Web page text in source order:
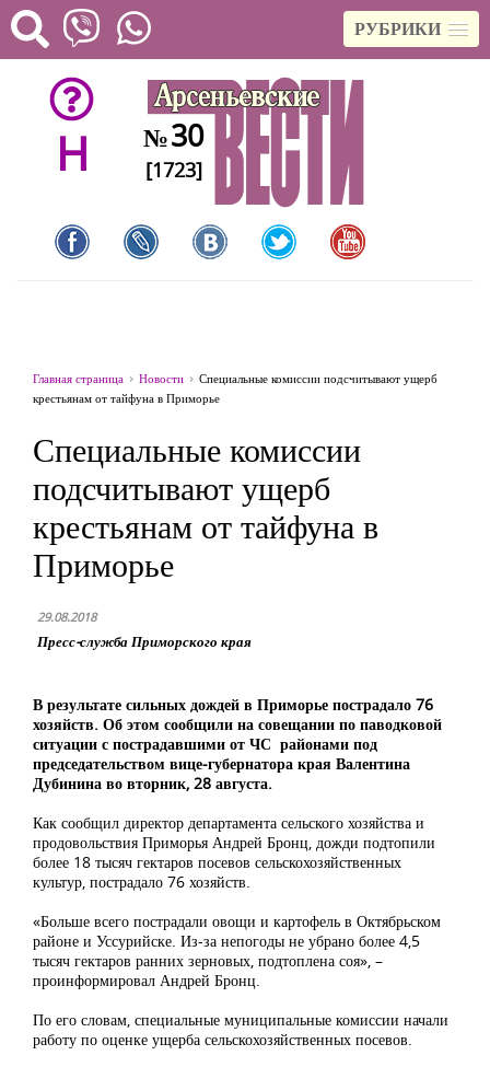
РУБРИКИ
H №30
[1723]
Главная страница Новости
Специальные комиссии подсчитывают ущерб
крестьянам от тайфуна в Приморье
Специальные комиссии
подсчитывают ущерб
крестьянам от тайфуна в
Приморье
29.08.2018
Пресс-служба Приморского края
В результате сильных дождей в Приморье пострадало 76
хозяйств. Об этом сообщили на совещании по паводковой
ситуации с пострадавшими от ЧС районами под
председательством вице-губернатора края Валентина
Дубинина во вторник, 28 августа.
Как сообщил директор департамента сельского хозяйства и
продовольствия Приморья Андрей Бронц, дожди подтопили
более 18 тысяч гектаров посевов сельскохозяйственных
культур, пострадало 76 хозяйств.
«Больше всего пострадали овощи и картофель в Октябрьском
районе и Уссурийске. Из-за непогоды не убрано более 4,5
тысяч гектаров ранних зерновых, подтоплена соя», –
проинформировал Андрей Бронц.
По его словам, специальные муниципальные комиссии начали
работу по оценке ущерба сельскохозяйственных посевов.